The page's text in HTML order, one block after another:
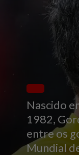
Nascido
1982,
entre os
Mundial